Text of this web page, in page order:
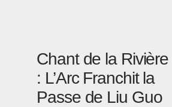
Chant de la Rivière
: L’Arc Franchit la
Passe de Liu Guo